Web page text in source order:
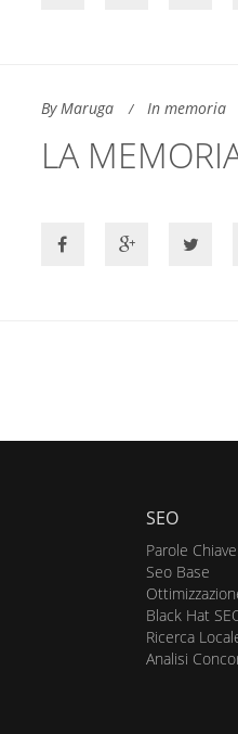
By Maruga In memoria
LA
SEO
Parole Chiave
Seo Base
Black Hat
Ricerca
Analisi